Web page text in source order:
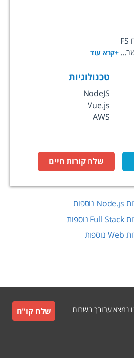
+קרא עוד
טכנולוגיות
NodeJS
Vue.js
AWS
שלח קורות חיים
Node.js נוספות
Full Stack נוספות
Web נוספות
נמצא עבורך משרות
שלח קו"ח